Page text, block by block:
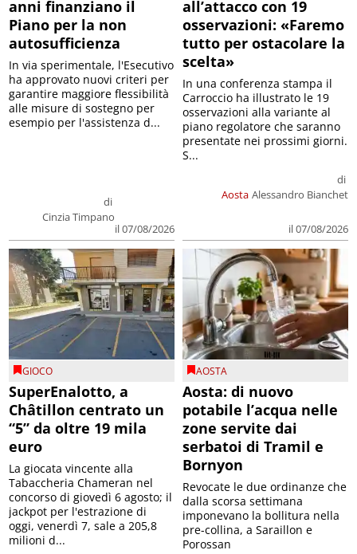
anni finanziano il
Piano per la non
autosufficienza
di
Cinzia Timpano
il 07/08/2026
In via sperimentale, l'Esecutivo
ha approvato nuovi criteri per
garantire maggiore flessibilità
alle misure di sostegno per
esempio per l'assistenza d...
all’attacco con 19
osservazioni: «Faremo
tutto per ostacolare la
scelta»
Aosta
di
Alessandro Bianchet
il 07/08/2026
In una conferenza stampa il
Carroccio ha illustrato le 19
osservazioni alla variante al
piano regolatore che saranno
presentate nei prossimi giorni.
S...
GIOCO
SuperEnalotto, a
Châtillon centrato un
“5” da oltre 19 mila
euro
La giocata vincente alla
Tabaccheria Chameran nel
concorso di giovedì 6 agosto; il
jackpot per l'estrazione di
oggi, venerdì 7, sale a 205,8
milioni d...
AOSTA
Aosta: di nuovo
potabile l’acqua nelle
zone servite dai
serbatoi di Tramil e
Bornyon
Revocate le due ordinanze che
dalla scorsa settimana
imponevano la bollitura nella
pre-collina, a Saraillon e
Porossan